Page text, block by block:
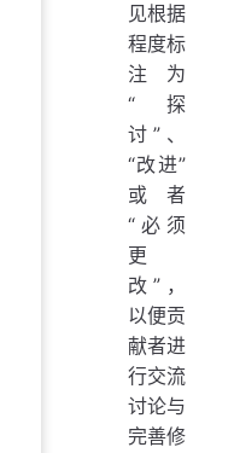
见根据
程度标
注为
“探
讨”、
“改进”
或者
“必须
更
改”，
以便贡
献者进
行交流
讨论与
完善修